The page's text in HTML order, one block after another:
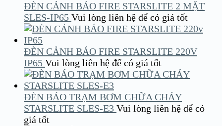
ĐÈN CẢNH BÁO FIRE STARSLITE 2 MẶT
SLES-IP65 Vui lòng liên hệ để có giá tốt
ĐÈN CẢNH BÁO FIRE STARSLITE 220V
IP65 Vui lòng liên hệ để có giá tốt
ĐÈN BÁO TRẠM BƠM CHỮA CHÁY
STARSLITE SLES-E3 Vui lòng liên hệ để có
giá tốt